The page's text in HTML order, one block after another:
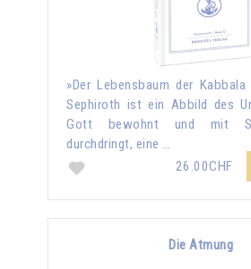
»Der Lebensbaum der
Sephiroth ist ein Abbild des
Gott bewohnt und mit
durchdringt, eine …
26.00CHF
Die Atmung